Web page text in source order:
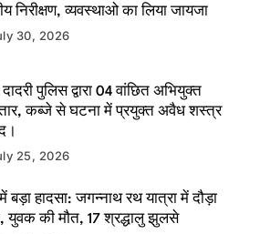
निरीक्षण, व्यवस्थाओ का लिया जायजा
30, 2026
दादरी पुलिस द्वारा 04 वांछित अभियुक्त
कब्जे से घटना में प्रयुक्त अवैध शस्त्र
25, 2026
बड़ा हादसा: जगन्नाथ रथ यात्रा में दौड़ा
युवक की मौत, 17 श्रद्धालु झुलसे